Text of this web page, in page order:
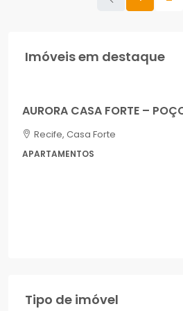
Imóveis em destaque